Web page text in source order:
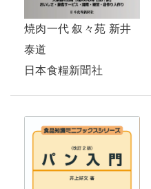
焼肉一代 叙々苑 新井
泰道
日本食糧新聞社